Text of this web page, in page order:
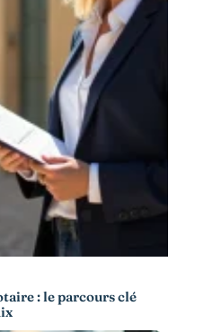
: le parcours clé